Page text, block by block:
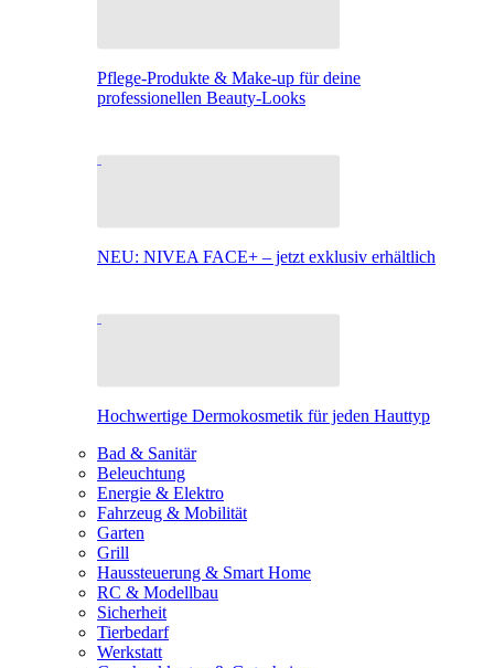
Pflege-Produkte & Make-up für deine
professionellen Beauty-Looks
NEU: NIVEA FACE+ – jetzt exklusiv erhältlich
Hochwertige Dermokosmetik für jeden Hauttyp
Bad & Sanitär
Beleuchtung
Energie & Elektro
Fahrzeug & Mobilität
Garten
Grill
Haussteuerung & Smart Home
RC & Modellbau
Sicherheit
Tierbedarf
Werkstatt